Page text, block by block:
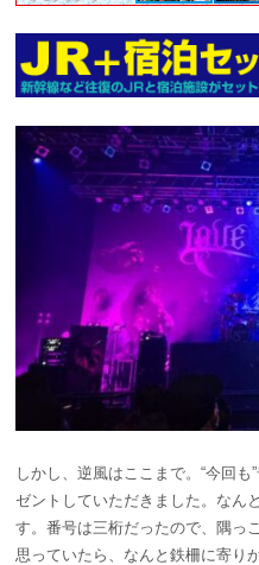
しかし、逆風はここまで。“今回
ゼントしていただきました。なん
す。番号は三桁だったので、隅っ
思っていたら、なんと鉄柵に寄り